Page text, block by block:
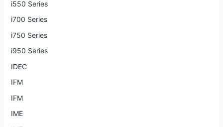
i550 Series
i700 Series
i750 Series
i950 Series
IDEC
IFM
IFM
IME